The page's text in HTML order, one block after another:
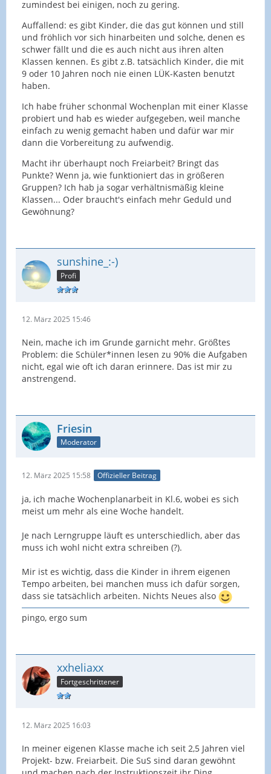
zumindest bei einigen, noch zu gering.
Auffallend: es gibt Kinder, die das gut können und still
und fröhlich vor sich hinarbeiten und solche, denen es
schwer fällt und die es auch nicht aus ihren alten
Klassen kennen. Es gibt z.B. tatsächlich Kinder, die mit
9 oder 10 Jahren noch nie einen LÜK-Kasten benutzt
haben.
Ich habe früher schonmal Wochenplan mit einer Klasse
probiert und hab es wieder aufgegeben, weil manche
einfach zu wenig gemacht haben und dafür war mir
dann die Vorbereitung zu aufwendig.
Macht ihr überhaupt noch Freiarbeit? Bringt das
Punkte? Wenn ja, wie funktioniert das in größeren
Gruppen? Ich hab ja sogar verhältnismäßig kleine
Klassen... Oder braucht's einfach mehr Geduld und
Gewöhnung?
sunshine_:-)
Profi
12. März 2025 15:46
Nein, mache ich im Grunde garnicht mehr. Größtes
Problem: die Schüler*innen lesen zu 90% die Aufgaben
nicht, egal wie oft ich daran erinnere. Das ist mir zu
anstrengend.
Friesin
Moderator
12. März 2025 15:58 Offizieller Beitrag
ja, ich mache Wochenplanarbeit in Kl.6, wobei es sich
meist um mehr als eine Woche handelt.
Je nach Lerngruppe läuft es unterschiedlich, aber das
muss ich wohl nicht extra schreiben (?).
Mir ist es wichtig, dass die Kinder in ihrem eigenen
Tempo arbeiten, bei manchen muss ich dafür sorgen,
dass sie tatsächlich arbeiten. Nichts Neues also
pingo, ergo sum
xxheliaxx
Fortgeschrittener
12. März 2025 16:03
In meiner eigenen Klasse mache ich seit 2,5 Jahren viel
Projekt- bzw. Freiarbeit. Die SuS sind daran gewöhnt